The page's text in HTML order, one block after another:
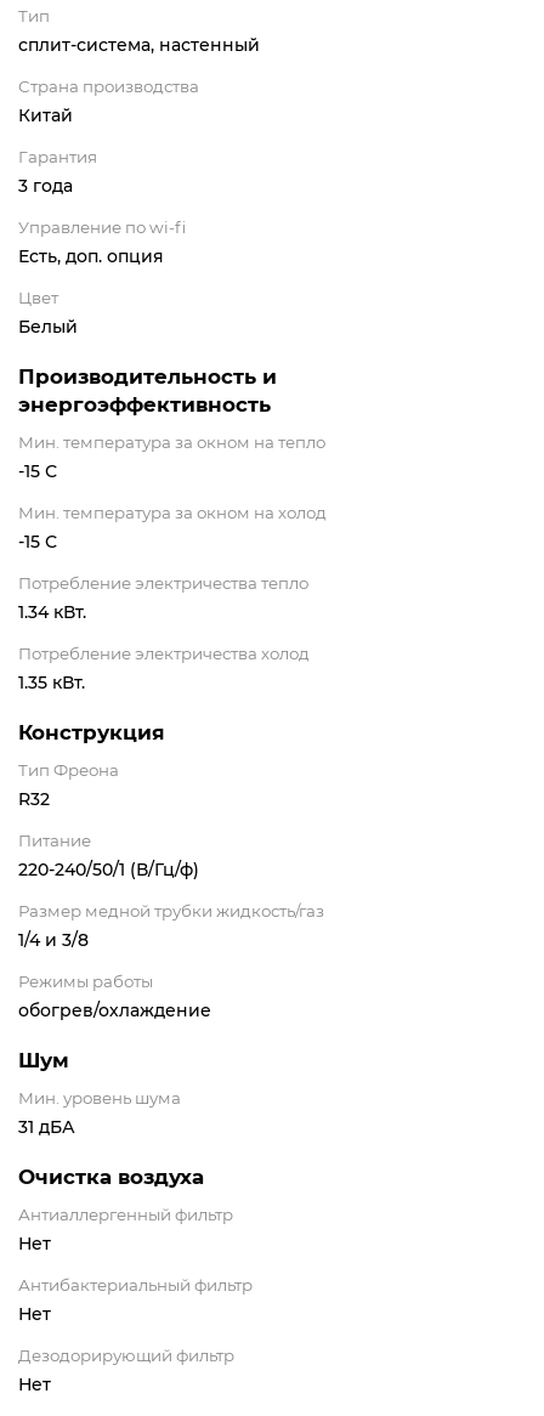
Тип
сплит-система, настенный
Страна производства
Китай
Гарантия
3 года
Управление по wi-fi
Есть, доп. опция
Цвет
Белый
Производительность и
энергоэффективность
Мин. температура за окном на тепло
-15 С
Мин. температура за окном на холод
-15 С
Потребление электричества тепло
1.34 кВт.
Потребление электричества холод
1.35 кВт.
Конструкция
Тип Фреона
R32
Питание
220-240/50/1 (В/Гц/ф)
Размер медной трубки жидкость/газ
1/4 и 3/8
Режимы работы
обогрев/охлаждение
Шум
Мин. уровень шума
31 дБА
Очистка воздуха
Антиаллергенный фильтр
Нет
Антибактериальный фильтр
Нет
Дезодорирующий фильтр
Нет